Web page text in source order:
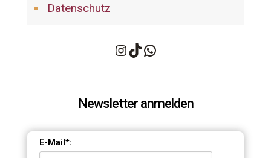
Datenschutz
Instagram
TikTok
WhatsApp
Newsletter anmelden
E-Mail*: